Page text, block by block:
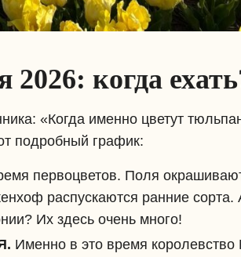
когда
«Когда именно цветут
подробный график:
первоцветов. Поля
распускаются ранние
Их здесь очень много!
Именно в это время